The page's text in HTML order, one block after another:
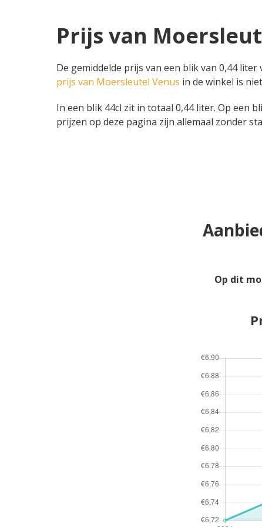
Prijs van
De gemiddelde prijs van een blik van 0,44 liter
prijs van Moersleutel Venus in de winkel is
In een blik 44cl zit in totaal 0,44 liter. Op een
prijzen op deze pagina zijn allemaal zonder
Op dit